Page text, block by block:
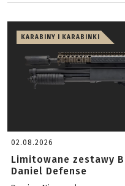
KARABINY I KARABINKI
02.08.2026
Limitowane zestawy
Daniel Defense